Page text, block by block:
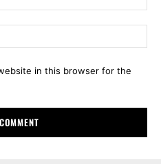
in this browser for the